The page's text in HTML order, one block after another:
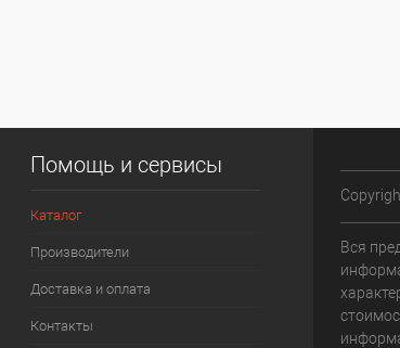
Помощь и сервисы
Каталог
Производители
Доставка и оплата
Контакты
Вся